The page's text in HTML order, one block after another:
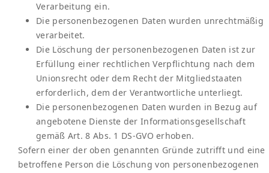
Verarbeitung ein.
Die personenbezogenen Daten wurden unrechtmäßig
verarbeitet.
Die Löschung der personenbezogenen Daten ist zur
Erfüllung einer rechtlichen Verpflichtung nach dem
Unionsrecht oder dem Recht der Mitgliedstaaten
erforderlich, dem der Verantwortliche unterliegt.
Die personenbezogenen Daten wurden in Bezug auf
angebotene Dienste der Informationsgesellschaft
gemäß Art. 8 Abs. 1 DS-GVO erhoben.
Sofern einer der oben genannten Gründe zutrifft und eine
betroffene Person die Löschung von personenbezogenen